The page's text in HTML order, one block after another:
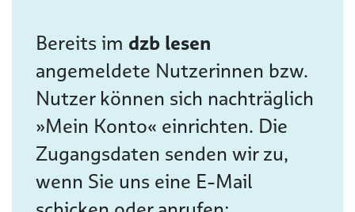
Bereits im dzb lesen
angemeldete Nutzerinnen bzw.
Nutzer können sich nachträglich
»Mein Konto« einrichten. Die
Zugangsdaten senden wir zu,
wenn Sie uns eine E-Mail